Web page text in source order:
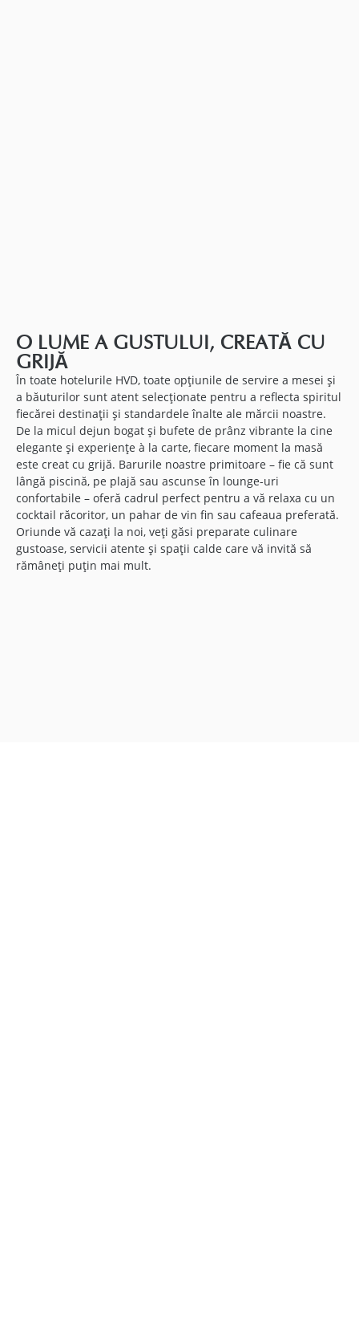
O LUME A GUSTULUI, CREATĂ CU
GRIJĂ
În toate hotelurile HVD, toate opțiunile de servire a mesei și
a băuturilor sunt atent selecționate pentru a reflecta spiritul
fiecărei destinații și standardele înalte ale mărcii noastre.
De la micul dejun bogat și bufete de prânz vibrante la cine
elegante și experiențe à la carte, fiecare moment la masă
este creat cu grijă. Barurile noastre primitoare – fie că sunt
lângă piscină, pe plajă sau ascunse în lounge-uri
confortabile – oferă cadrul perfect pentru a vă relaxa cu un
cocktail răcoritor, un pahar de vin fin sau cafeaua preferată.
Oriunde vă cazați la noi, veți găsi preparate culinare
gustoase, servicii atente și spații calde care vă invită să
rămâneți puțin mai mult.